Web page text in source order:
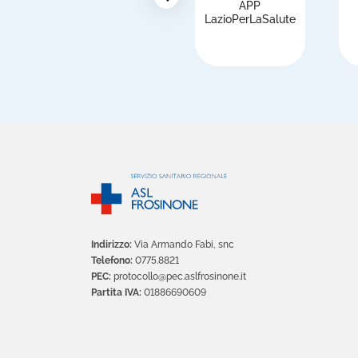
APP
LazioPerLaSalute
Indirizzo: Via Armando Fabi, snc
Telefono: 0775.8821
PEC: protocollo@pec.aslfrosinone.it
Partita IVA: 01886690609